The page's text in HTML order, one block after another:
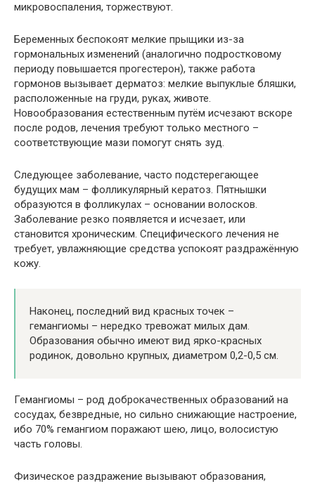
микровоспаления, торжествуют.
Беременных беспокоят мелкие прыщики из-за
гормональных изменений (аналогично подростковому
периоду повышается прогестерон), также работа
гормонов вызывает дерматоз: мелкие выпуклые бляшки,
расположенные на груди, руках, животе.
Новообразования естественным путём исчезают вскоре
после родов, лечения требуют только местного –
соответствующие мази помогут снять зуд.
Следующее заболевание, часто подстерегающее
будущих мам – фолликулярный кератоз. Пятнышки
образуются в фолликулах – основании волосков.
Заболевание резко появляется и исчезает, или
становится хроническим. Специфического лечения не
требует, увлажняющие средства успокоят раздражённую
кожу.
Наконец, последний вид красных точек –
гемангиомы – нередко тревожат милых дам.
Образования обычно имеют вид ярко-красных
родинок, довольно крупных, диаметром 0,2-0,5 см.
Гемангиомы – род доброкачественных образований на
сосудах, безвредные, но сильно снижающие настроение,
ибо 70% гемангиом поражают шею, лицо, волосистую
часть головы.
Физическое раздражение вызывают образования,